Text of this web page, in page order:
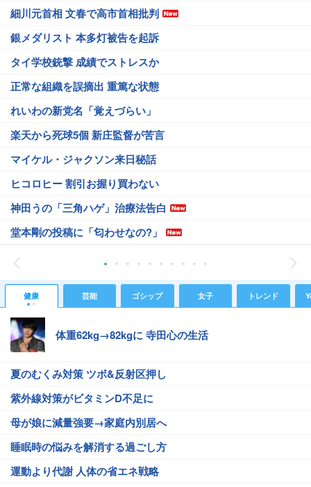
細川元首相 文春で高市首相批判
銀メダリスト 本多灯被告を起訴
タイ学校銃撃 成績でストレスか
正常な組織を誤摘出 重篤な状態
れいわの新党名「覚えづらい」
楽天から死球5個 新庄監督が苦言
マイケル・ジャクソン来日秘話
ヒコロヒー 割引お握り買わない
神田うの「三角ハゲ」治療法告白
堂本剛の投稿に「匂わせなの?」
健康 芸能 ゴシップ 女子 トレンド
体重62kg→82kgに 寺田心の生活
夏のむくみ対策 ツボ&反射区押し
紫外線対策がビタミンD不足に
母が娘に減量強要→家庭内別居へ
睡眠時の悩みを解消する過ごし方
運動より代謝 人体の省エネ戦略